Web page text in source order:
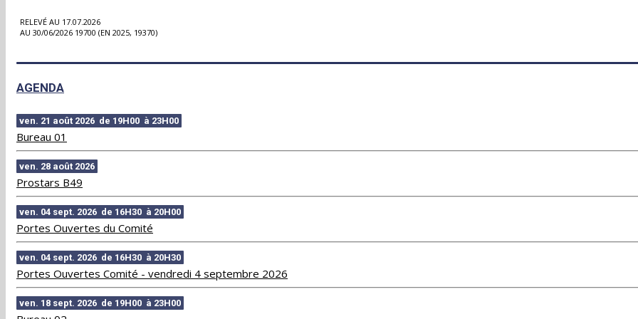
RELEVÉ AU 17.07.2026
AU 30/06/2026 19700 (EN 2025, 19370)
AGENDA
ven. 21 août 2026 de 19H00 à 23H00
Bureau 01
ven. 28 août 2026
Prostars B49
ven. 04 sept. 2026 de 16H30 à 20H00
Portes Ouvertes du Comité
ven. 04 sept. 2026 de 16H30 à 20H30
Portes Ouvertes Comité - vendredi 4 septembre 2026
ven. 18 sept. 2026 de 19H00 à 23H00